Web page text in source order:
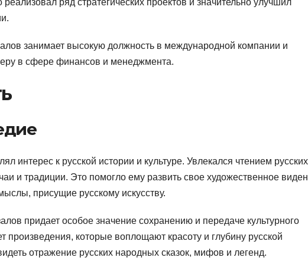
занимает высокую должность в международной компании и
в сфере финансов и менеджмента.
интерес к русской истории и культуре. Увлекался чтением русских
и традиции. Это помогло ему развить свое художественное
присущие русскому искусству.
придает особое значение сохранению и передаче культурного
произведения, которые воплощают красоту и глубину русской
отражение русских народных сказок, мифов и легенд.